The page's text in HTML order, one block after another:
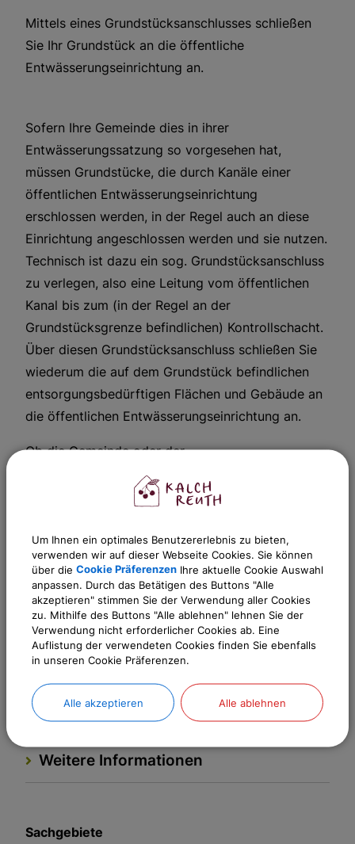
Mittels eines Grundstücksanschlusses schließen
Sie Ihr Grundstück an die öffentliche
Entwässerungseinrichtung an.
Sofern Ihre Gemeinde dies in ihrer
Entwässerungssatzung so vorgesehen hat,
müssen Grundstücke, die durch Kanäle einer
öffentlichen Entwässerungseinrichtung
erschlossen werden, in der Regel auch an diese
Einrichtung angeschlossen werden und sie nutzen.
Technisch ist dazu ein sog. Grundstücksanschluss
zu verlegen, also eine Leitung vom öffentlichen
Kanal bis zum (in der Regel an der
Grundstücksgrenze befindlichen) Kontrollschacht.
Über diesen Grundstücksanschluss schließen Sie
wiederum die auf dem Grundstück befindlichen
entsorgungsbedürftigen Flächen und Gebäude an
die öffentlichen Entwässerungseinrichtung an.
Ob die Gemeinde oder der
Grundstückseigentümer für die Herstellung,
Erneuerung, Änderung und Unterhaltung des
Gemeinde zu Gemeinde unterschiedlich geregelt.
Bitte wenden Sie sich daher an Ihre Gemeinde, um
hierzu Genaueres zu erfahren. Dort erhalten Sie
auch Auskünfte zu den technischen
Voraussetzungen der Anschlussnahme für Ihr
Grundstück und zu den für Sie entstehenden
Grundstücksanschlusses.
Weitere Informationen
Sachgebiete
Um Ihnen ein optimales Benutzererlebnis zu bieten,
verwenden wir auf dieser Webseite Cookies. Sie können
über die Cookie Präferenzen Ihre aktuelle Cookie Auswahl
anpassen. Durch das Betätigen des Buttons "Alle
akzeptieren" stimmen Sie der Verwendung aller Cookies
zu. Mithilfe des Buttons "Alle ablehnen" lehnen Sie der
Verwendung nicht erforderlicher Cookies ab. Eine
Auflistung der verwendeten Cookies finden Sie ebenfalls
in unseren Cookie Präferenzen.
Alle akzeptieren Alle ablehnen